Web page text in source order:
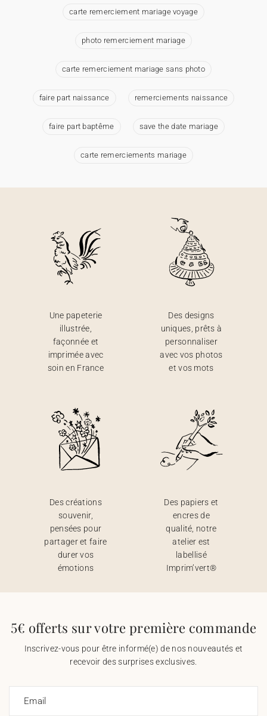
carte remerciement mariage voyage
photo remerciement mariage
carte remerciement mariage sans photo
faire part naissance remerciements naissance
faire part baptême save the date mariage
carte remerciements mariage
Une papeterie
illustrée,
façonnée et
imprimée avec
soin en France
Des designs
uniques, prêts à
personnaliser
avec vos photos
et vos mots
Des créations
souvenir,
pensées pour
partager et faire
durer vos
émotions
Des papiers et
encres de
qualité, notre
atelier est
labellisé
Imprim’vert®
5€ offerts sur votre première commande
Inscrivez-vous pour être informé(e) de nos nouveautés et
recevoir des surprises exclusives.
Email